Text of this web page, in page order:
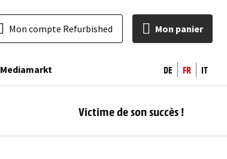
Mon compte Refurbished Mon panier
Mediamarkt DE FR IT
Victime de son succès !